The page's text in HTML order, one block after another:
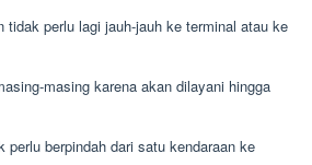
perlu lagi jauh-jauh ke terminal atau ke
masing karena akan dilayani hingga
perlu berpindah dari satu kendaraan ke